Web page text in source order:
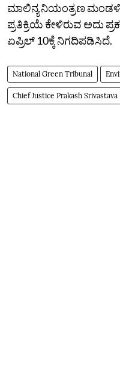
ಮಾಲಿನ್ಯ ನಿಯಂತ್ರಣ ಮಂಡಳಿ
ಪ್ರತಿಕ್ರಿಯೆ ಕೇಳಿರುವ ಅದು
ಏಪ್ರಿಲ್ 10ಕ್ಕೆ ನಿಗದಿಪಡಿಸಿದೆ.
National Green Tribunal
Chief Justice Prakash Srivastava